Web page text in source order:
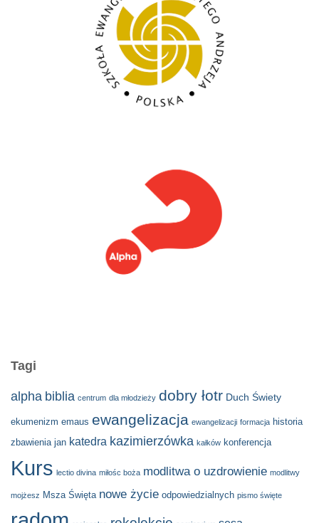
Tagi
alpha biblia centrum dla młodzieży dobry łotr Duch Świety
ekumenizm emaus ewangelizacja ewangelizacji formacja historia
zbawienia jan katedra kazimierzówka kałków konferencja
Kurs lectio divina miłośc boża modlitwa o uzdrowienie modlitwy
mojżesz Msza Święta nowe życie odpowiedzialnych pismo święte